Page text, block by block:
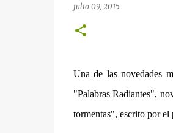
julio 09, 2015
Una de las novedades
"Palabras Radiantes",
tormentas", escrito por